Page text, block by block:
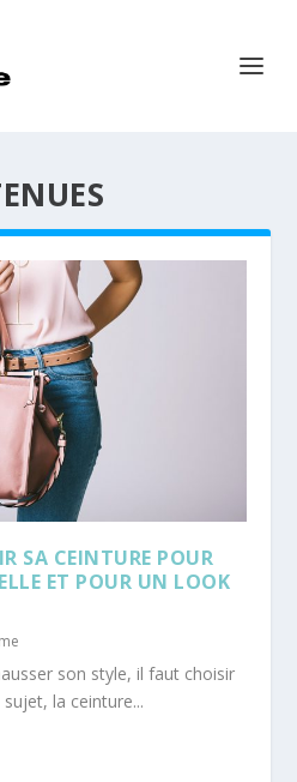
SA CEINTURE POUR
ET POUR UN LOOK
son style, il faut choisir
la ceinture...